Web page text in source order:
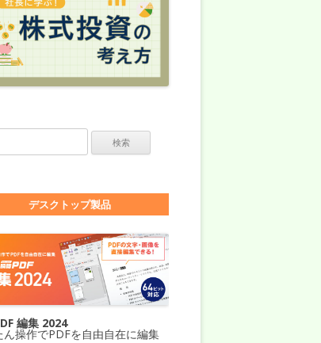
デスクトップ製品
編集 2024
ん操作でPDFを自由自在に編集